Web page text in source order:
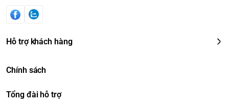
Hỗ trợ khách hàng
Chính sách
Tổng đài hỗ trợ